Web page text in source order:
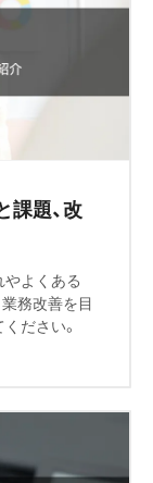
題、改
よくある
務改善を目
ださい。